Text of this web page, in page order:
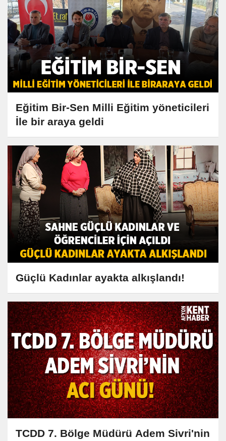
Eğitim Bir-Sen Milli Eğitim yöneticileri
İle bir araya geldi
Güçlü Kadınlar ayakta alkışlandı!
TCDD 7. Bölge Müdürü Adem Sivri'nin